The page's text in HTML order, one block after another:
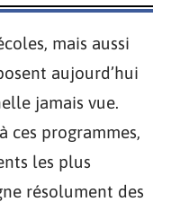
mais aussi
aujourd’hui
jamais vue.
ces programmes,
les plus
résolument des